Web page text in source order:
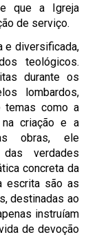
que a Igreja
de serviço.
e diversificada,
teológicos.
durante os
lombardos,
temas como a
criação e a
obras, ele
verdades
concreta da
escrita são as
destinadas ao
instruíam
de devoção